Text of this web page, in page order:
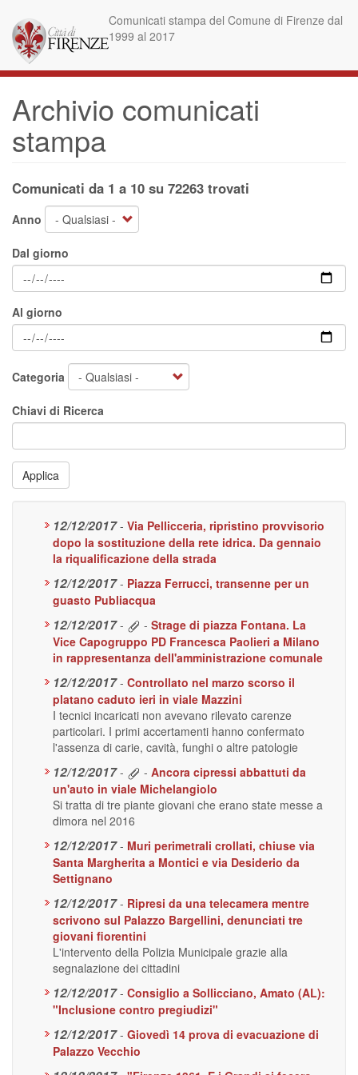
contenuto
principale
Comunicati stampa del Comune di Firenze dal
1999 al 2017
Archivio comunicati
stampa
Comunicati da 1 a 10 su 72263 trovati
Anno
Dal giorno
Al giorno
Categoria
Chiavi di Ricerca
Applica
12/12/2017 - Via Pellicceria, ripristino provvisorio
dopo la sostituzione della rete idrica. Da gennaio
la riqualificazione della strada
12/12/2017 - Piazza Ferrucci, transenne per un
guasto Publiacqua
12/12/2017 - - Strage di piazza Fontana. La
Vice Capogruppo PD Francesca Paolieri a Milano
in rappresentanza dell'amministrazione comunale
12/12/2017 - Controllato nel marzo scorso il
platano caduto ieri in viale Mazzini
I tecnici incaricati non avevano rilevato carenze
particolari. I primi accertamenti hanno confermato
l'assenza di carie, cavità, funghi o altre patologie
12/12/2017 - - Ancora cipressi abbattuti da
un'auto in viale Michelangiolo
Si tratta di tre piante giovani che erano state messe a
dimora nel 2016
12/12/2017 - Muri perimetrali crollati, chiuse via
Santa Margherita a Montici e via Desiderio da
Settignano
12/12/2017 - Ripresi da una telecamera mentre
scrivono sul Palazzo Bargellini, denunciati tre
giovani fiorentini
L'intervento della Polizia Municipale grazie alla
segnalazione dei cittadini
12/12/2017 - Consiglio a Sollicciano, Amato (AL):
"Inclusione contro pregiudizi"
12/12/2017 - Giovedì 14 prova di evacuazione di
Palazzo Vecchio